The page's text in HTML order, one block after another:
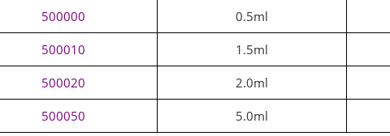
500000 0.5ml
500010 1.5ml
500020 2.0ml
500050 5.0ml